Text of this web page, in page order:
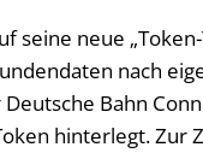
seine neue
nach
Bahn
hinterlegt. Zur